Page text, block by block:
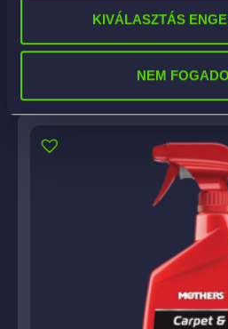
KIVÁLASZTÁS
NEM
20 955